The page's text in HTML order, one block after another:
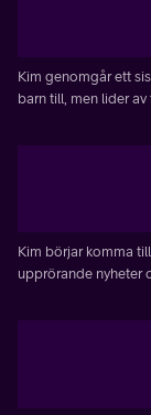
Kim genomgår ett
barn till, men lider
Kim börjar komma
upprörande nyheter